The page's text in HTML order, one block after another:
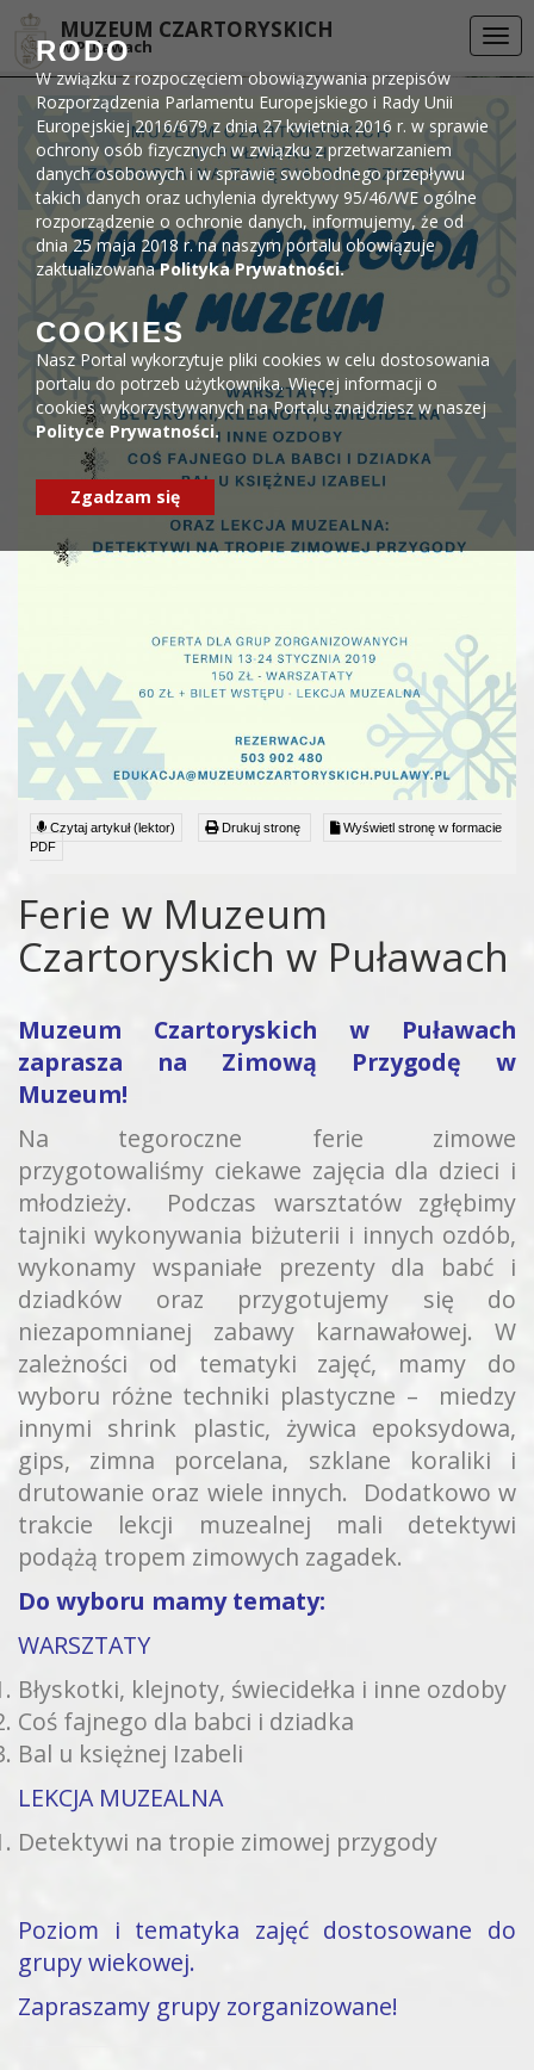
DEKLARACJA DOSTĘPNOŚCI
MUZEUM CZARTORYSKICH
w Puławach
Czytaj artykuł (lektor) Drukuj stronę
Wyświetl stronę w formacie
PDF
Ferie w Muzeum
Czartoryskich w Puławach
Muzeum Czartoryskich w Puławach
zaprasza na Zimową Przygodę w
Muzeum!
Na tegoroczne ferie zimowe
przygotowaliśmy ciekawe zajęcia dla dzieci i
młodzieży. Podczas warsztatów zgłębimy
tajniki wykonywania biżuterii i innych ozdób,
wykonamy wspaniałe prezenty dla babć i
dziadków oraz przygotujemy się do
niezapomnianej zabawy karnawałowej. W
zależności od tematyki zajęć, mamy do
wyboru różne techniki plastyczne – miedzy
innymi shrink plastic, żywica epoksydowa,
gips, zimna porcelana, szklane koraliki i
drutowanie oraz wiele innych. Dodatkowo w
trakcie lekcji muzealnej mali detektywi
podążą tropem zimowych zagadek.
Do wyboru mamy tematy:
WARSZTATY
Błyskotki, klejnoty, świecidełka i inne ozdoby
Coś fajnego dla babci i dziadka
Bal u księżnej Izabeli
LEKCJA MUZEALNA
Detektywi na tropie zimowej przygody
Poziom i tematyka zajęć dostosowane do
grupy wiekowej.
Zapraszamy grupy zorganizowane!
RODO
W związku z rozpoczęciem obowiązywania przepisów
Rozporządzenia Parlamentu Europejskiego i Rady Unii
Europejskiej 2016/679 z dnia 27 kwietnia 2016 r. w sprawie
ochrony osób fizycznych w związku z przetwarzaniem
danych osobowych i w sprawie swobodnego przepływu
takich danych oraz uchylenia dyrektywy 95/46/WE ogólne
rozporządzenie o ochronie danych, informujemy, że od
dnia 25 maja 2018 r. na naszym portalu obowiązuje
zaktualizowanaPolityka Prywatności.
COOKIES
Nasz Portal wykorzytuje pliki cookies w celu dostosowania
portalu do potrzeb użytkownika. Więcej informacji o
cookies wykorzystywanych na Portalu znajdziesz w naszej
Polityce Prywatności.
Zgadzam się